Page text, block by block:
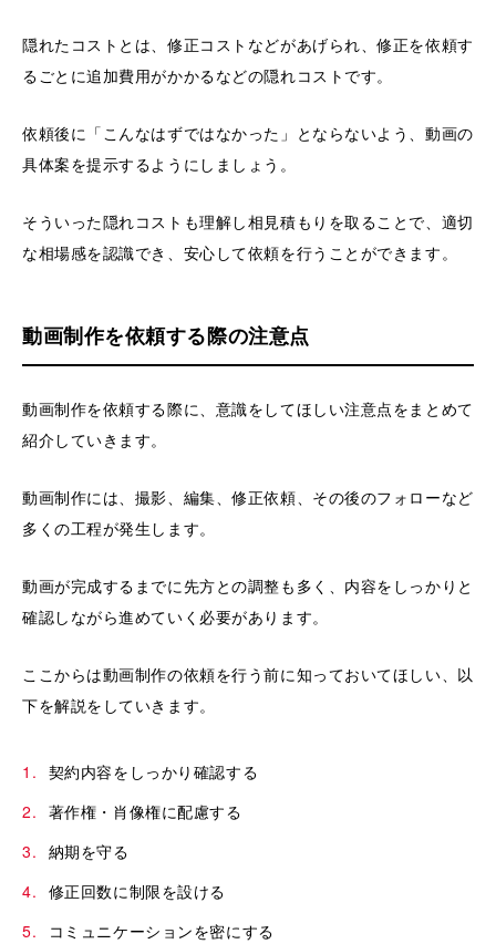
隠れたコストとは、修正コストなどがあげられ、修正を依頼す
るごとに追加費用がかかるなどの隠れコストです。
依頼後に「こんなはずではなかった」とならないよう、動画の
具体案を提示するようにしましょう。
そういった隠れコストも理解し相見積もりを取ることで、適切
な相場感を認識でき、安心して依頼を行うことができます。
動画制作を依頼する際の注意点
動画制作を依頼する際に、意識をしてほしい注意点をまとめて
紹介していきます。
動画制作には、撮影、編集、修正依頼、その後のフォローなど
多くの工程が発生します。
動画が完成するまでに先方との調整も多く、内容をしっかりと
確認しながら進めていく必要があります。
ここからは動画制作の依頼を行う前に知っておいてほしい、以
下を解説をしていきます。
契約内容をしっかり確認する
著作権・肖像権に配慮する
納期を守る
修正回数に制限を設ける
コミュニケーションを密にする